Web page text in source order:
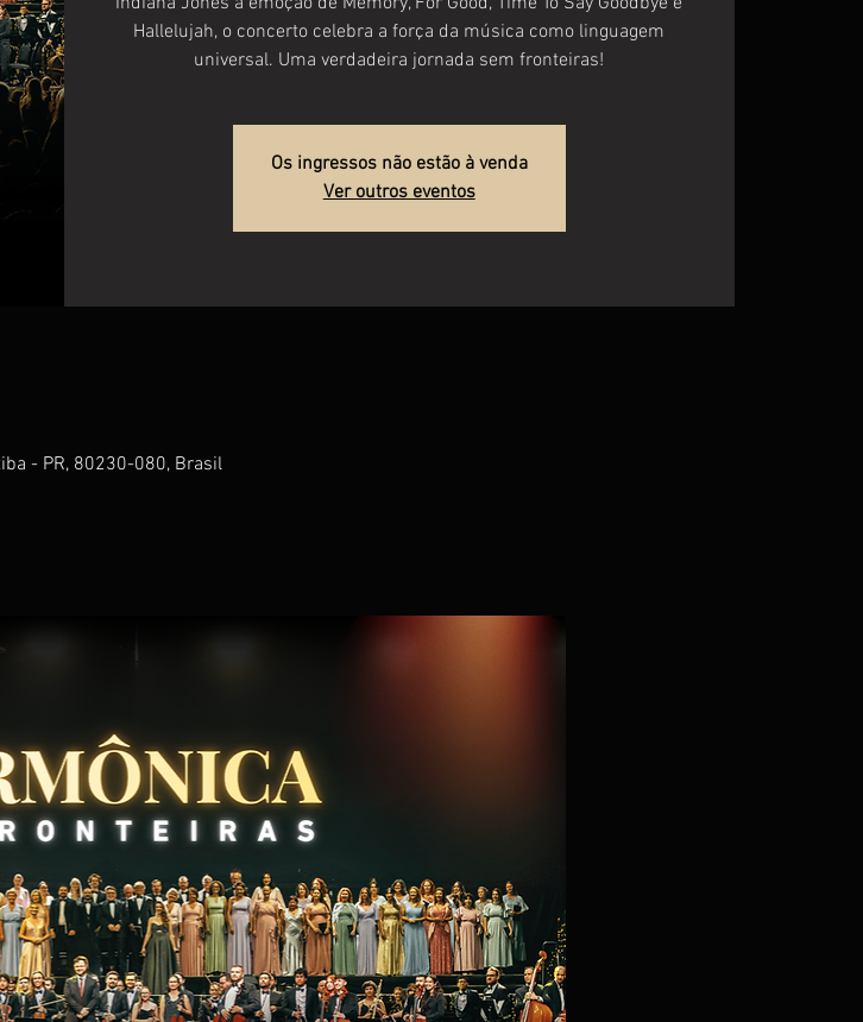
Hallelujah, o concerto celebra a força da música como linguagem
universal. Uma verdadeira jornada sem fronteiras!
Os ingressos não estão à venda
Ver outros eventos
- PR, 80230-080, Brasil